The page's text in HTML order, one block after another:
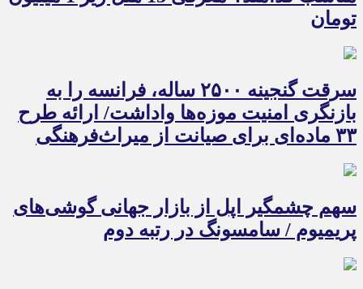
تومان
سرقت گنجینه ۲۵۰۰ ساله، فرانسه را به
بازنگری امنیت موزه‌ها واداشت/ ارائه طرح
۳۳ ماده‌ای برای صیانت از میراث‌فرهنگی
سهم چشمگیر اپل از بازار جهانی گوشی‌های
پریمیوم / سامسونگ در رتبه دوم